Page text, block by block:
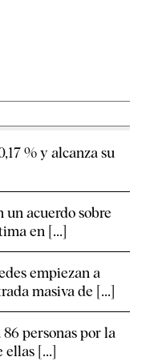
% y alcanza su
acuerdo sobre
en [...]
empiezan a
masiva de [...]
personas por la
ellas [...]